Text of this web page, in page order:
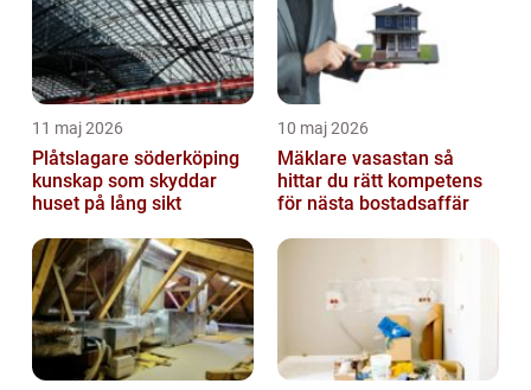
11 maj 2026
Plåtslagare söderköping
kunskap som skyddar
huset på lång sikt
10 maj 2026
Mäklare vasastan så
hittar du rätt kompetens
för nästa bostadsaffär